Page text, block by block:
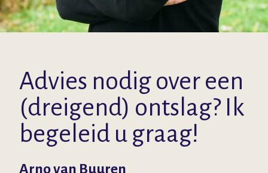
Advies nodig over een
(dreigend) ontslag? Ik
begeleid u graag!
Arno van Buuren